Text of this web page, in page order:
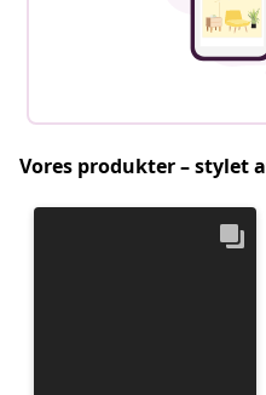
Vores produkter – stylet